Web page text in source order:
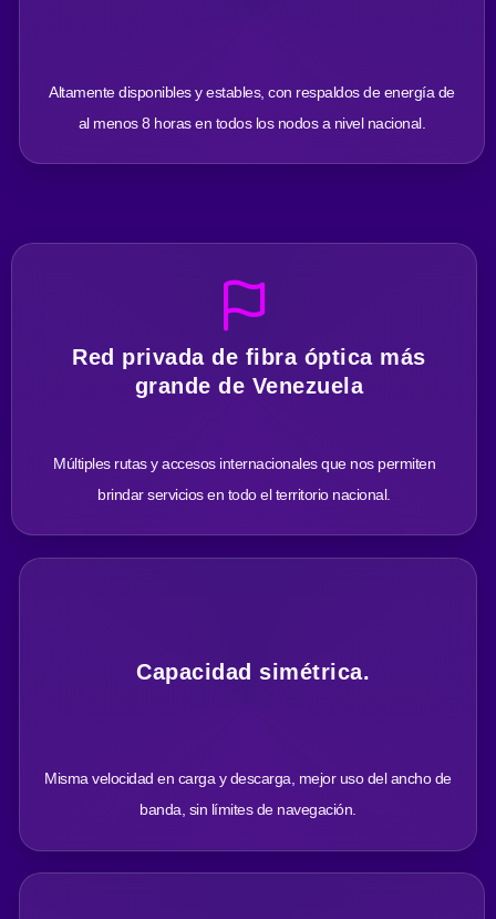
Altamente disponibles y estables, con respaldos de energía de
al menos 8 horas en todos los nodos a nivel nacional.
Red privada de fibra óptica más
grande de Venezuela
Múltiples rutas y accesos internacionales que nos permiten
brindar servicios en todo el territorio nacional.
Capacidad simétrica.
Misma velocidad en carga y descarga, mejor uso del ancho de
banda, sin límites de navegación.